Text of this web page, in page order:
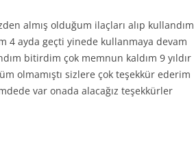
almış olduğum ilaçları alıp kullandım
4 ayda geçti yinede kullanmaya devam
bitirdim çok memnun kaldım 9 yıldır
olmamıştı sizlere çok teşekkür ederim
var onada alacağız teşekkürler